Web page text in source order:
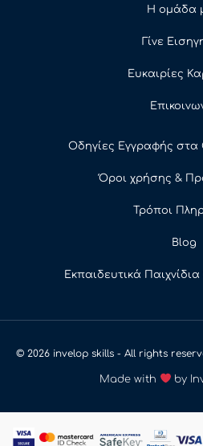
Η ομάδα
Γίνε
Ευκαιρίες
Οδηγίες Εγγραφής στα
Όροι χρήσης &
Τρόποι
Blog
Εκπαιδευτικά
© 2026 invelop skills - All rights
Made with by